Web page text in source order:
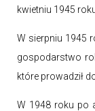
kwietniu 1945
W sierpniu 1945
gospodarstwo
które prowadził
W 1948 roku po